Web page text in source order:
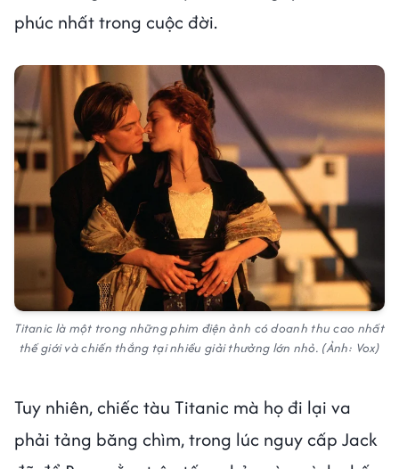
phúc nhất trong cuộc đời.
Titanic là một trong những phim điện ảnh có doanh thu cao nhất
thế giới và chiến thắng tại nhiều giải thưởng lớn nhỏ. (Ảnh: Vox)
Tuy nhiên, chiếc tàu Titanic mà họ đi lại va
phải tảng băng chìm, trong lúc nguy cấp Jack